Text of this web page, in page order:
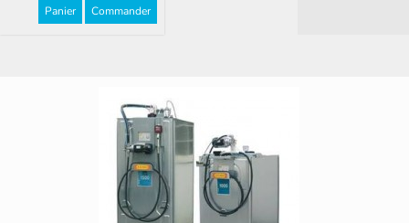
Panier Commander